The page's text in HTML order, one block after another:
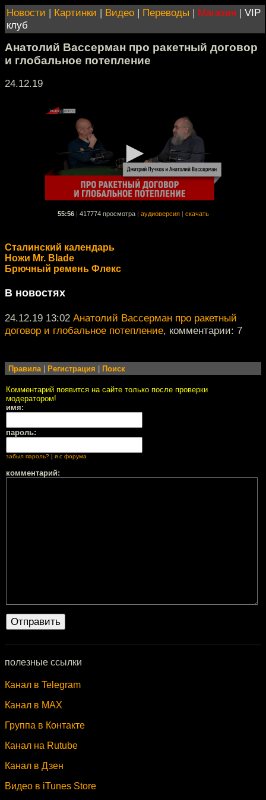
Новости | Картинки | Видео | Переводы | Магазин | VIP
клуб
Анатолий Вассерман про ракетный договор
и глобальное потепление
24.12.19
55:56 417774 просмотра аудиоверсия скачать
Сталинский календарь
Ножи Mr. Blade
Брючный ремень Флекс
В новостях
24.12.19 13:02 Анатолий Вассерман про ракетный
договор и глобальное потепление, комментарии: 7
Правила| Регистрация Поиск
Комментарий появится на сайте только после проверки
модератором!
имя:
пароль:
забыл пароль? я с форума
комментарий:
полезные ссылки
Канал в Telegram
Канал в MAX
Группа в Контакте
Канал на Rutube
Канал в Дзен
Видео в iTunes Store